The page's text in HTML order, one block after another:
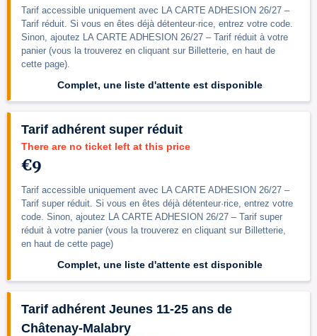
Tarif accessible uniquement avec LA CARTE ADHESION 26/27 –
Tarif réduit. Si vous en êtes déjà détenteur·rice, entrez votre code.
Sinon, ajoutez LA CARTE ADHESION 26/27 – Tarif réduit à votre
panier (vous la trouverez en cliquant sur Billetterie, en haut de
cette page).
Complet, une liste d'attente est disponible
Tarif adhérent super réduit
There are no ticket left at this price
€9
Tarif accessible uniquement avec LA CARTE ADHESION 26/27 –
Tarif super réduit. Si vous en êtes déjà détenteur·rice, entrez votre
code. Sinon, ajoutez LA CARTE ADHESION 26/27 – Tarif super
réduit à votre panier (vous la trouverez en cliquant sur Billetterie,
en haut de cette page)
Complet, une liste d'attente est disponible
Tarif adhérent Jeunes 11-25 ans de
Châtenay-Malabry